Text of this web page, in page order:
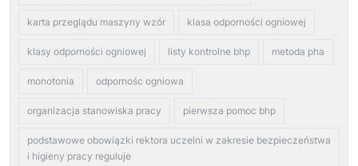
karta przeglądu maszyny wzór klasa odporności ogniowej
klasy odporności ogniowej listy kontrolne bhp metoda pha
monotonia odpornośc ogniowa
organizacja stanowiska pracy pierwsza pomoc bhp
podstawowe obowiązki rektora uczelni w zakresie bezpieczeństwa
i higieny pracy reguluje